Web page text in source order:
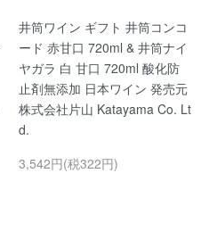
井筒ワイン ギフト 井筒コンコ
ード 赤甘口 720ml & 井筒ナイ
ヤガラ 白 甘口 720ml 酸化防
止剤無添加 日本ワイン 発売元
株式会社片山 Katayama Co. Lt
d.
3,542円(税322円)